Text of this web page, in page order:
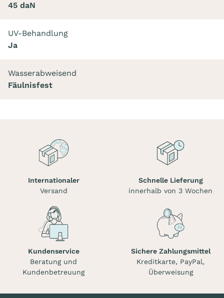
45 daN
UV-Behandlung
Ja
Wasserabweisend
Fäulnisfest
Internationaler
Versand
Schnelle Lieferung
innerhalb von 3 Wochen
Kundenservice
Beratung und
Kundenbetreuung
Sichere Zahlungsmittel
Kreditkarte, PayPal,
Überweisung